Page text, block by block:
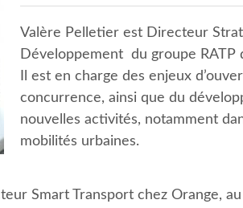
Valère Pelletier est Directeur
Développement du groupe RATP
Il est en charge des enjeux
concurrence, ainsi que du
nouvelles activités, notamment
mobilités urbaines.
Smart Transport chez Orange,